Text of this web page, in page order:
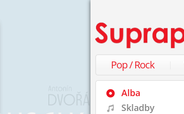
Pop / Rock
Alba
Skladby